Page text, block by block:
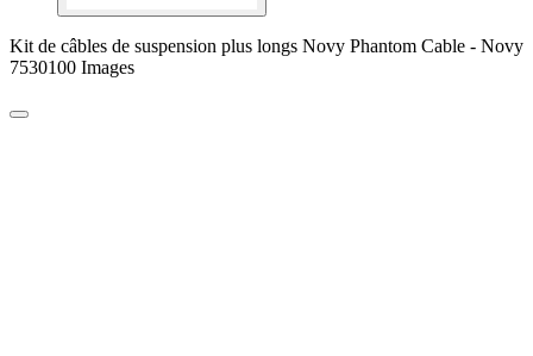
Kit de câbles de suspension plus longs Novy Phantom Cable - Novy
7530100 Images